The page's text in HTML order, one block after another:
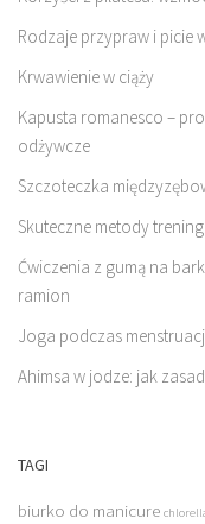
Rodzaje przypraw i picie
Krwawienie w ciąży
Kapusta romanesco –
odżywcze
Szczoteczka
Skuteczne metody
Ćwiczenia z gumą na
ramion
Joga podczas
Ahimsa w jodze: jak
TAGI
biurko do manicure